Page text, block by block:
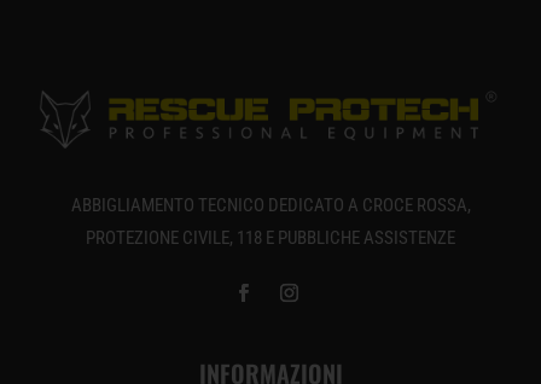
ABBIGLIAMENTO TECNICO DEDICATO A CROCE ROSSA,
PROTEZIONE CIVILE, 118 E PUBBLICHE ASSISTENZE
INFORMAZIONI